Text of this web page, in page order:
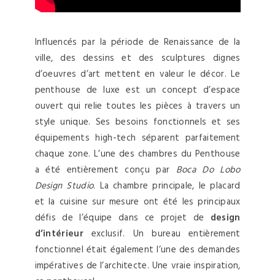
Influencés par la période de Renaissance de la
ville, des dessins et des sculptures dignes
d’oeuvres d’art mettent en valeur le décor. Le
penthouse de luxe est un concept d’espace
ouvert qui relie toutes les pièces à travers un
style unique. Ses besoins fonctionnels et ses
équipements high-tech séparent parfaitement
chaque zone. L’une des chambres du Penthouse
a été entièrement conçu par Boca Do Lobo
Design Studio. La chambre principale, le placard
et la cuisine sur mesure ont été les principaux
défis de l’équipe dans ce projet de design
d’intérieur exclusif. Un bureau entièrement
fonctionnel était également l’une des demandes
impératives de l’architecte. Une vraie inspiration,